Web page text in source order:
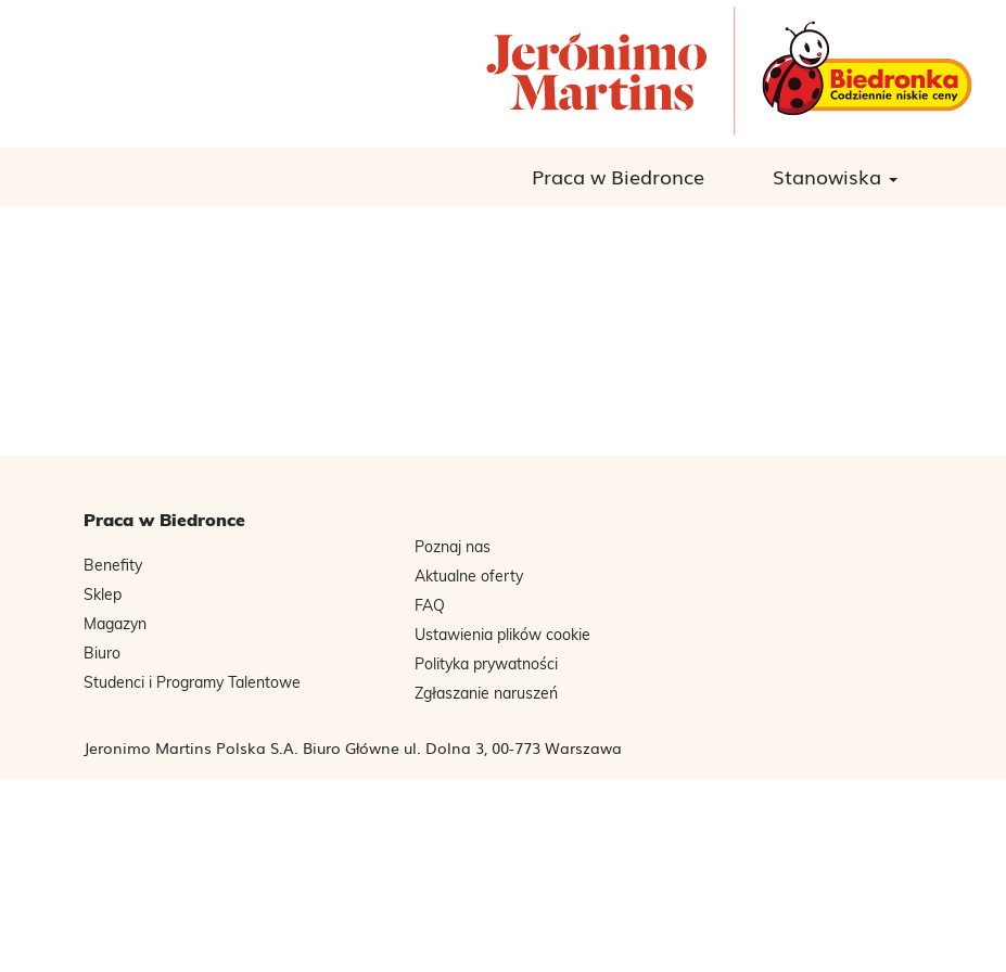
Praca w Biedronce Stanowiska
Praca w Biedronce
Benefity
Sklep
Magazyn
Biuro
Studenci i Programy Talentowe
Poznaj nas
Aktualne oferty
FAQ
Ustawienia plików cookie
Polityka prywatności
Zgłaszanie naruszeń
Jeronimo Martins Polska S.A. Biuro Główne ul. Dolna 3, 00-773 Warszawa